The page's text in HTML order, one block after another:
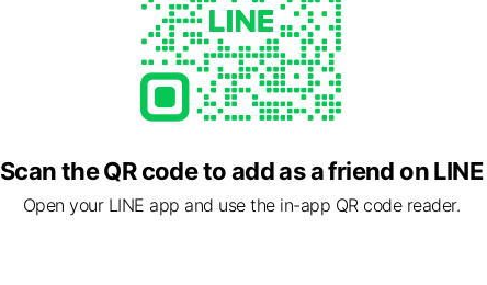
Scan the QR code to add as a friend on LINE
Open your LINE app and use the in-app QR code reader.